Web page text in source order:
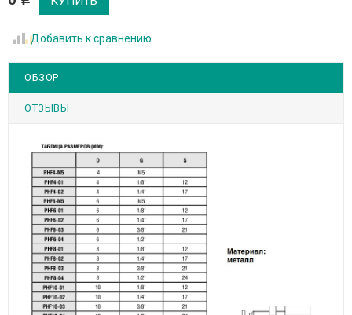
Добавить к сравнению
ОБЗОР
ОТЗЫВЫ